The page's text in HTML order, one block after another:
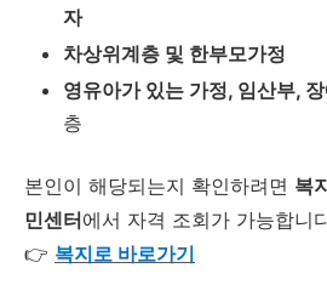
자
차상위계층 및 한부모가정
영유아가 있는 가정, 임산부,
층
본인이 해당되는지 확인하려면 복
민센터에서 자격 조회가 가능합니
👉 복지로 바로가기